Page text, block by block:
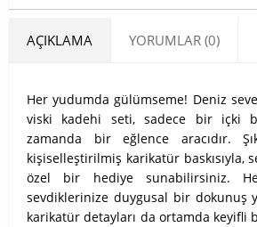
AÇIKLAMA YORUMLAR (0)
Her yudumda gülümseme! Deniz
viski kadehi seti, sadece bir içki
zamanda bir eğlence aracıdır.
kişiselleştirilmiş karikatür baskısıyla,
özel bir hediye sunabilirsiniz.
sevdiklerinize duygusal bir dokunuş
karikatür detayları da ortamda keyifli